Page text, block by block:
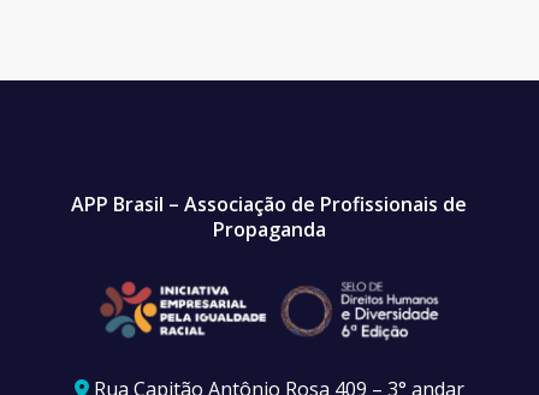
APP Brasil – Associação de Profissionais de
Propaganda
Rua Capitão Antônio Rosa 409 – 3° andar